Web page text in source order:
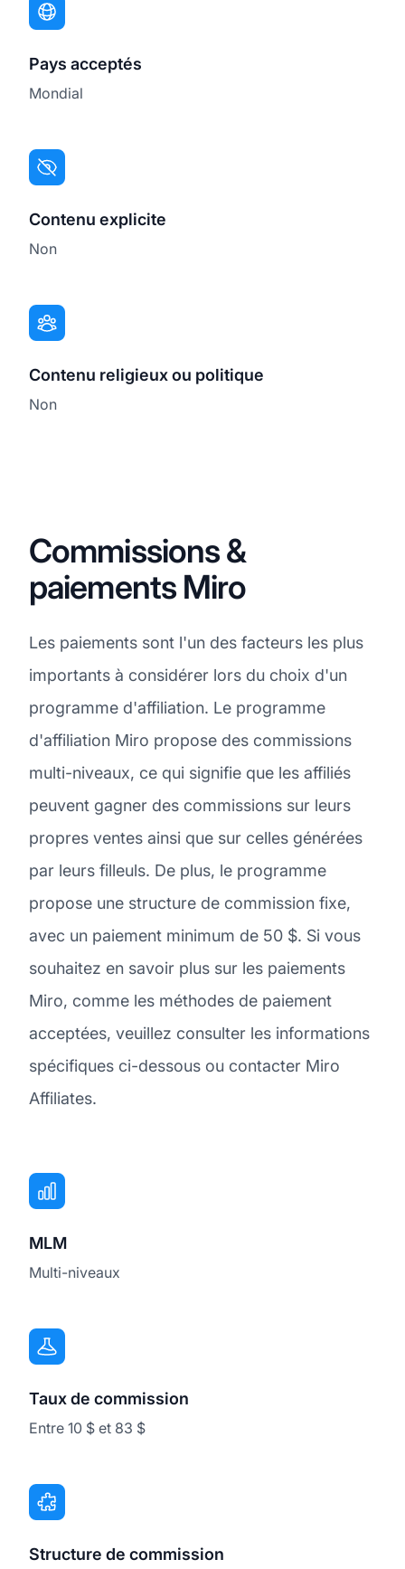
Pays acceptés
Mondial
Contenu explicite
Non
Contenu religieux ou politique
Non
Commissions &
paiements Miro
Les paiements sont l'un des facteurs les plus
importants à considérer lors du choix d'un
programme d'affiliation. Le programme
d'affiliation Miro propose des commissions
multi-niveaux, ce qui signifie que les affiliés
peuvent gagner des commissions sur leurs
propres ventes ainsi que sur celles générées
par leurs filleuls. De plus, le programme
propose une structure de commission fixe,
avec un paiement minimum de 50 $. Si vous
souhaitez en savoir plus sur les paiements
Miro, comme les méthodes de paiement
acceptées, veuillez consulter les informations
spécifiques ci-dessous ou contacter Miro
Affiliates.
MLM
Multi-niveaux
Taux de commission
Entre 10 $ et 83 $
Structure de commission